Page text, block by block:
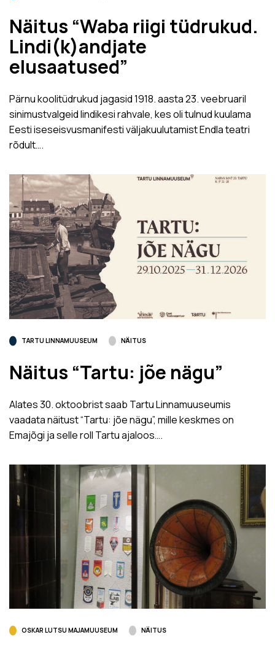
Näitus “Waba riigi tüdrukud.
Lindi(k)andjate
elusaatused”
Pärnu koolitüdrukud jagasid 1918. aasta 23. veebruaril
sinimustvalgeid lindikesi rahvale, kes oli tulnud kuulama
Eesti iseseisvusmanifesti väljakuulutamist Endla teatri
rõdult….
TARTU LINNAMUUSEUM NÄITUS
Näitus “Tartu: jõe nägu”
Alates 30. oktoobrist saab Tartu Linnamuuseumis
vaadata näitust “Tartu: jõe nägu”, mille keskmes on
Emajõgi ja selle roll Tartu ajaloos….
OSKAR LUTSU MAJAMUUSEUM NÄITUS